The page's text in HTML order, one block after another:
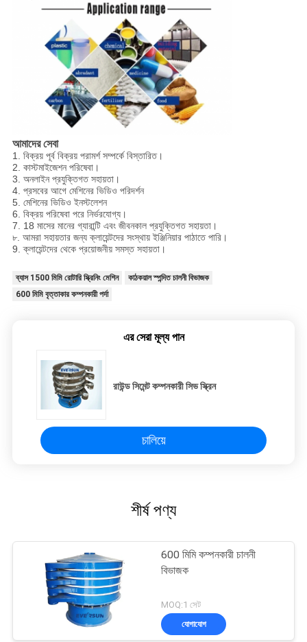
আমাদের সেবা
1. বিক্রয় পূর্ব বিক্রয় পরামর্শ সম্পর্কে বিস্তারিত।
2. কাস্টমাইজেশন পরিষেবা।
3. অনলাইন প্রযুক্তিগত সহায়তা।
4. প্রসবের আগে মেশিনের ভিডিও পরিদর্শন
5. মেশিনের ভিডিও ইনস্টলেশন
6. বিক্রয় পরিষেবা পরে নির্ভরযোগ্য।
7. 18 মাসের মানের গ্যারান্টি এবং জীবনকাল প্রযুক্তিগত সহায়তা।
৮. আমরা সহায়তার জন্য ক্লায়েন্টদের সংস্থায় ইঞ্জিনিয়ার পাঠাতে পারি।
9. ক্লায়েন্টদের থেকে প্রয়োজনীয় সমস্ত সহায়তা।
ব্যাস 1500 মিমি রোটারি স্ক্রিনিং মেশিন
কাঠকয়াল স্পন্দিত চালনী বিভাজক
600 মিমি বৃত্তাকার কম্পনকারী পর্দা
এর সেরা মূল্য পান
রাউন্ড সিমেন্ট কম্পনকারী সিভ স্ক্রিন
চালিয়ে
শীর্ষ পণ্য
600 মিমি কম্পনকারী চালনী
বিভাজক
MOQ:1 সেট
যোগাযোগ